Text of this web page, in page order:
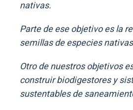
nativas.
Parte de ese objetivo es la
semillas de especies
Otro de nuestros objetivos
construir biodigestores y
sustentables de